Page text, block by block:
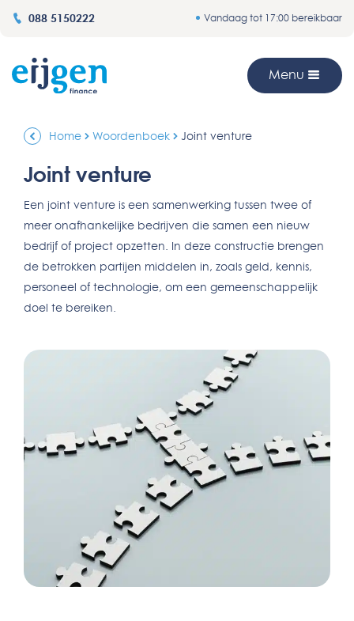
088 5150222 Vandaag tot 17:00 bereikbaar
Menu
Home Woordenboek Joint venture
Joint venture
Een joint venture is een samenwerking tussen twee of
meer onafhankelijke bedrijven die samen een nieuw
bedrijf of project opzetten. In deze constructie brengen
de betrokken partijen middelen in, zoals geld, kennis,
personeel of technologie, om een gemeenschappelijk
doel te bereiken.